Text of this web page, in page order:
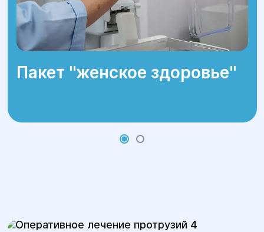
Пакет ''женское здоровье''